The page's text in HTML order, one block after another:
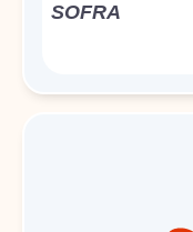
SOFRA